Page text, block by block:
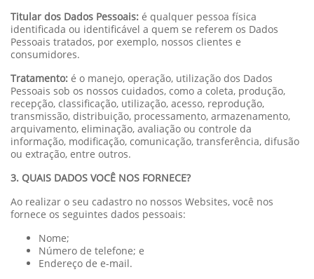
Titular dos Dados Pessoais: é qualquer pessoa física
identificada ou identificável a quem se referem os Dados
Pessoais tratados, por exemplo, nossos clientes e
consumidores.
Tratamento: é o manejo, operação, utilização dos Dados
Pessoais sob os nossos cuidados, como a coleta, produção,
recepção, classificação, utilização, acesso, reprodução,
transmissão, distribuição, processamento, armazenamento,
arquivamento, eliminação, avaliação ou controle da
informação, modificação, comunicação, transferência, difusão
ou extração, entre outros.
3. QUAIS DADOS VOCÊ NOS FORNECE?
Ao realizar o seu cadastro no nossos Websites, você nos
fornece os seguintes dados pessoais:
Nome;
Número de telefone; e
Endereço de e-mail.